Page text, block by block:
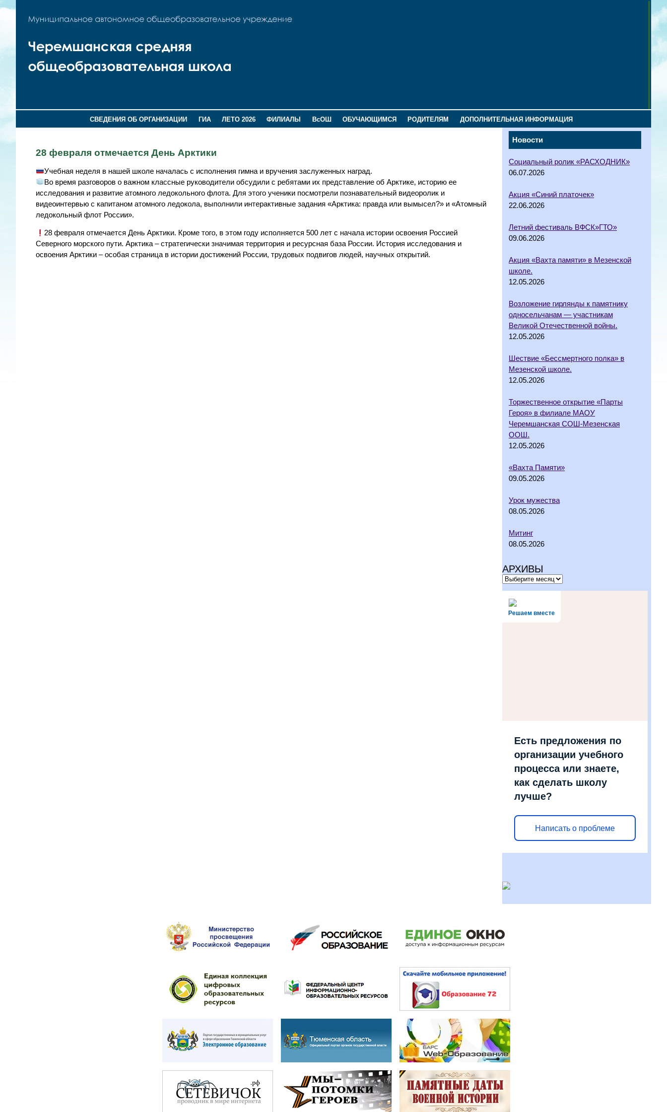
СВЕДЕНИЯ ОБ ОРГАНИЗАЦИИ ГИА ЛЕТО 2026 ФИЛИАЛЫ ВсОШ ОБУЧАЮЩИМСЯ РОДИТЕЛЯМ ДОПОЛНИТЕЛЬНАЯ ИНФОРМАЦИЯ
Новости
Социальный ролик «РАСХОДНИК»
06.07.2026
Акция «Синий платочек»
22.06.2026
Летний фестиваль ВФСК»ГТО»
09.06.2026
Акция «Вахта памяти» в Мезенской
школе.
12.05.2026
Возложение гирлянды к памятнику
односельчанам — участникам
Великой Отечественной войны.
12.05.2026
Шествие «Бессмертного полка» в
Мезенской школе.
12.05.2026
Торжественное открытие «Парты
Героя» в филиале МАОУ
Черемшанская СОШ-Мезенская
ООШ.
12.05.2026
«Вахта Памяти»
09.05.2026
Урок мужества
08.05.2026
Митинг
08.05.2026
АРХИВЫ
Решаем вместе
Есть предложения по
организации учебного
процесса или знаете,
как сделать школу
лучше?
Написать о проблеме
28 февраля отмечается День Арктики
Учебная неделя в нашей школе началась с исполнения гимна и вручения заслуженных наград.
Во время разговоров о важном классные руководители обсудили с ребятами их представление об Арктике, историю ее
исследования и развитие атомного ледокольного флота. Для этого ученики посмотрели познавательный видеоролик и
видеоинтервью с капитаном атомного ледокола, выполнили интерактивные задания «Арктика: правда или вымысел?» и «Атомный
ледокольный флот России».
28 февраля отмечается День Арктики. Кроме того, в этом году исполняется 500 лет с начала истории освоения Россией
Северного морского пути. Арктика – стратегически значимая территория и ресурсная база России. История исследования и
освоения Арктики – особая страница в истории достижений России, трудовых подвигов людей, научных открытий.